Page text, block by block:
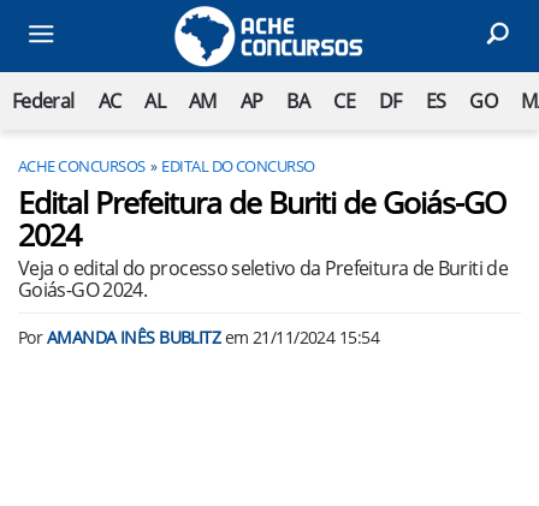
Federal AC AL AM AP BA CE DF ES GO
ACHE CONCURSOS EDITAL DO CONCURSO
Edital Prefeitura de Buriti de Goiás-GO
2024
Veja o edital do processo seletivo da Prefeitura de Buriti de
Goiás-GO 2024.
PorAMANDA INÊS BUBLITZem 21/11/2024 15:54